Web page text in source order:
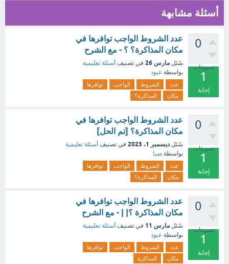
أسئلة مشابهة
0
تصويتات
1
إجابة
عدد الشروط الواجب توافرها في
مكان المذاكرة؟ ؟ - مع الشرح
سُئل مارس 26 في تصنيف أسئلة تعليمية
بواسطة عبود
عدد الشروط الواجب
توافرها
مكان
المذاكرة؟
0
تصويتات
1
إجابة
عدد الشروط الواجب توافرها في
مكان المذاكرة؟ [تم الحل]
سُئل ديسمبر 1، 2023 في تصنيف أسئلة تعليمية
بواسطة صبا
عدد الشروط الواجب
توافرها
مكان
المذاكرة؟
0
تصويتات
1
إجابة
عدد الشروط الواجب توافرها في
مكان المذاكرة ؟| | - مع الشرح
سُئل مارس 11 في تصنيف أسئلة تعليمية
بواسطة عبود
عدد الشروط الواجب
توافرها
مكان
المذاكرة